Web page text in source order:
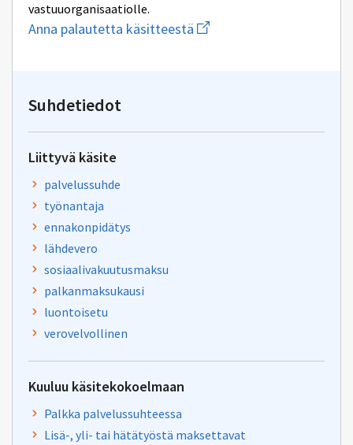
vastuuorganisaatiolle.
Anna palautetta käsitteestä Aloita
uuden
Suhdetiedot
Liittyvä käsite
palvelussuhde
työnantaja
ennakonpidätys
lähdevero
sosiaalivakuutusmaksu
palkanmaksukausi
luontoisetu
verovelvollinen
Kuuluu käsitekokoelmaan
Palkka palvelussuhteessa
Lisä-, yli- tai hätätyöstä maksettavat